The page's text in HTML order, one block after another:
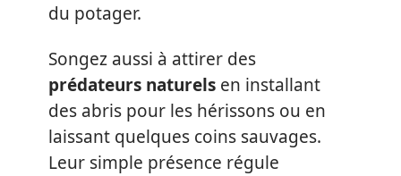
du potager.
Songez aussi à attirer des
prédateurs naturels en installant
des abris pour les hérissons ou en
laissant quelques coins sauvages.
Leur simple présence régule